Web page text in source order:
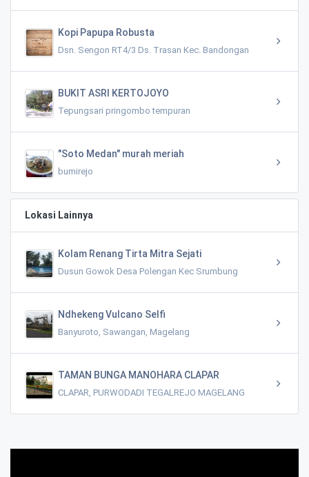
Kopi Papupa Robusta
Dsn. Sengon RT4/3 Ds. Trasan Kec. Bandongan
BUKIT ASRI KERTOJOYO
Tepungsari pringombo tempuran
"Soto Medan" murah meriah
bumirejo
Lokasi Lainnya
Kolam Renang Tirta Mitra Sejati
Dusun Gowok Desa Polengan Kec Srumbung
Ndhekeng Vulcano Selfi
Banyuroto, Sawangan, Magelang
TAMAN BUNGA MANOHARA CLAPAR
CLAPAR, PURWODADI TEGALREJO MAGELANG